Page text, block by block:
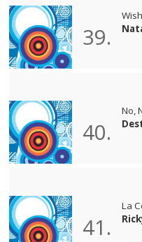
39.
40.
No,
41.
La